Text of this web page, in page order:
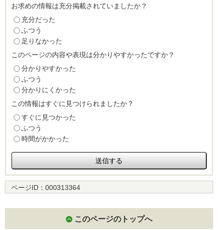
お求めの情報は充分掲載されていましたか？
充分だった
ふつう
足りなかった
このページの内容や表現は分かりやすかったですか？
分かりやすかった
ふつう
分かりにくかった
この情報はすぐに見つけられましたか？
すぐに見つかった
ふつう
時間がかかった
ページID： 000313364
このページのトップへ